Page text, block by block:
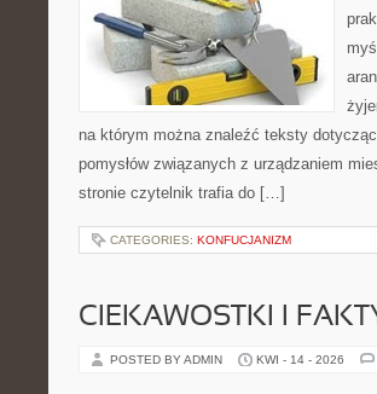
na którym można znaleźć teksty
pomysłów związanych z urządzaniem
stronie czytelnik trafia do […]
CATEGORIES: KONFUCJANIZM
CIEKAWOSTKI I
POSTED BY ADMIN KWI - 14 - 2026